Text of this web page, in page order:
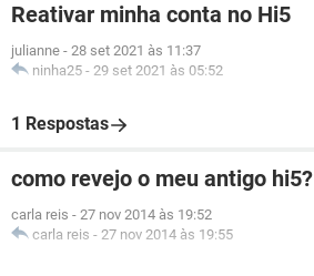
Reativar minha conta no Hi5
julianne - 28 set 2021 às 11:37
ninha25 - 29 set 2021 às 05:52
1 Respostas
como revejo o meu antigo hi5?
carla reis - 27 nov 2014 às 19:52
carla reis - 27 nov 2014 às 19:55